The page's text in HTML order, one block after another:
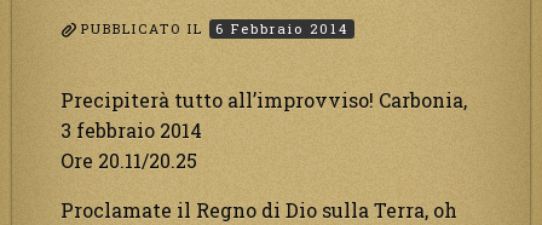
PUBBLICATO IL 6 Febbraio 2014
Precipiterà tutto all’improvviso! Carbonia,
3 febbraio 2014
Ore 20.11/20.25
Proclamate il Regno di Dio sulla Terra, oh